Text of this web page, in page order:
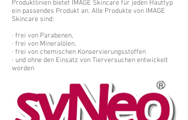
Produktlinien bietet IMAGE Skincare für jeden Hauttyp
ein passendes Produkt an. Alle Produkte von IMAGE
Skincare sind:
· frei von Parabenen,
· frei von Mineralölen,
· frei von chemischen Konservierungsstoffen
· und ohne den Einsatz von Tierversuchen entwickelt
worden